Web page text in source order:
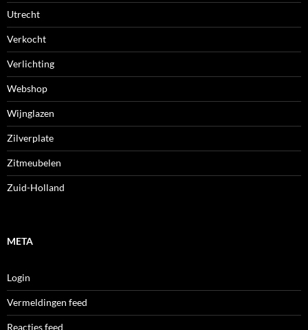
Utrecht
Verkocht
Verlichting
Webshop
Wijnglazen
Zilverplate
Zitmeubelen
Zuid-Holland
META
Login
Vermeldingen feed
Reacties feed